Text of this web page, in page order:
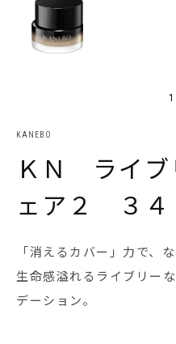
1
KANEBO
ＫＮ ライブ
ェア２ ３４
「消えるカバー」力で、
生命感溢れるライブリー
デーション。